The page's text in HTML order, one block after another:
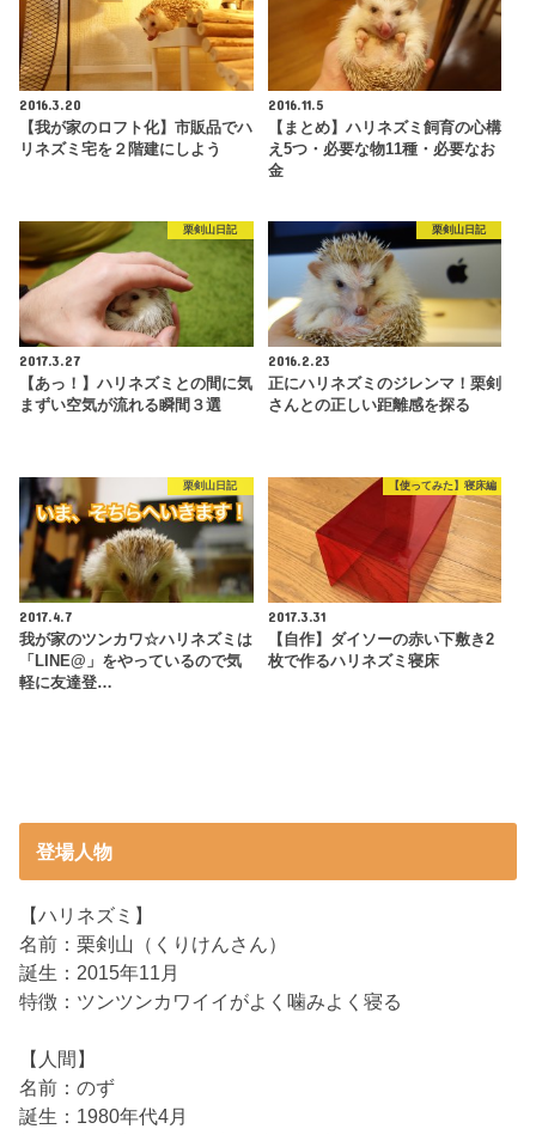
2016.3.20
【我が家のロフト化】市販品でハ
リネズミ宅を２階建にしよう
2016.11.5
【まとめ】ハリネズミ飼育の心構
え5つ・必要な物11種・必要なお
金
栗剣山日記
2017.3.27
【あっ！】ハリネズミとの間に気
まずい空気が流れる瞬間３選
栗剣山日記
2016.2.23
正にハリネズミのジレンマ！栗剣
さんとの正しい距離感を探る
栗剣山日記
2017.4.7
我が家のツンカワ☆ハリネズミは
「LINE@」をやっているので気
軽に友達登…
【使ってみた】寝床編
2017.3.31
【自作】ダイソーの赤い下敷き2
枚で作るハリネズミ寝床
登場人物
【ハリネズミ】
名前：栗剣山（くりけんさん）
誕生：2015年11月
特徴：ツンツンカワイイがよく噛みよく寝る
【人間】
名前：のず
誕生：1980年代4月